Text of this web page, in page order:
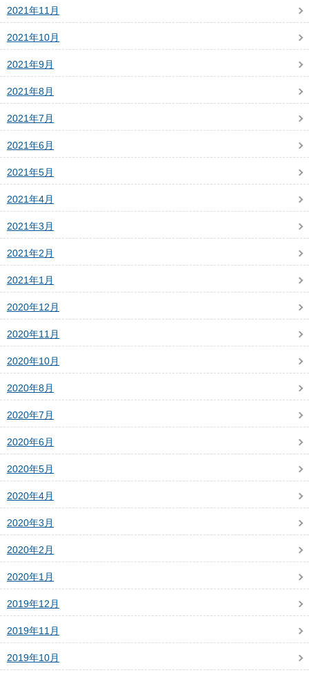
2021年11月
2021年10月
2021年9月
2021年8月
2021年7月
2021年6月
2021年5月
2021年4月
2021年3月
2021年2月
2021年1月
2020年12月
2020年11月
2020年10月
2020年8月
2020年7月
2020年6月
2020年5月
2020年4月
2020年3月
2020年2月
2020年1月
2019年12月
2019年11月
2019年10月